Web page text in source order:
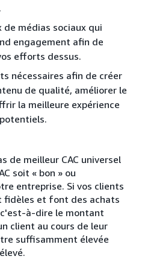
médias sociaux qui
engagement afin de
efforts dessus.
nécessaires afin de créer
de qualité, améliorer le
la meilleure expérience
de meilleur CAC universel
soit « bon » ou
entreprise. Si vos clients
fidèles et font des achats
à-dire le montant
client au cours de leur
suffisamment élevée